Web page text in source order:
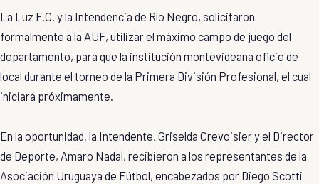
La Luz F.C. y la Intendencia de Río Negro, solicitaron
formalmente a la AUF, utilizar el máximo campo de juego del
departamento, para que la institución montevideana oficie de
local durante el torneo de la Primera División Profesional, el cual
iniciará próximamente.
En la oportunidad, la Intendente, Griselda Crevoisier y el Director
de Deporte, Amaro Nadal, recibieron a los representantes de la
Asociación Uruguaya de Fútbol, encabezados por Diego Scotti